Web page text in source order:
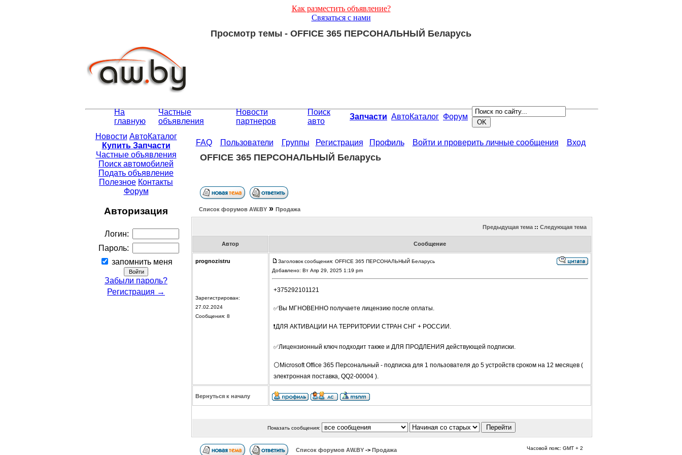
Как разместить объявление?
Связаться с нами
Просмотр темы - OFFICE 365 ПЕРСОНАЛЬНЫЙ Беларусь
На
главную
Частные
объявления
Новости
партнеров
Поиск
авто
Запчасти АвтоКаталог Форум
Новости АвтоКаталог
Купить Запчасти
Частные объявления
Поиск автомобилей
Подать объявление
Полезное Контакты
Форум
Авторизация
Логин:
Пароль:
запомнить меня
Забыли пароль?
Регистрация →
FAQ Пользователи Группы Регистрация Профиль Войти и проверить личные сообщения Вход
OFFICE 365 ПЕРСОНАЛЬНЫЙ Беларусь
Список форумов АW.BY» Продажа
Предыдущая тема:: Следующая тема
Автор Сообщение
prognozistru
Зарегистрирован:
27.02.2024
Сообщения: 8
Заголовок сообщения: OFFICE 365 ПЕРСОНАЛЬНЫЙ Беларусь
Добавлено: Вт Апр 29, 2025 1:19 pm
+375292101121
✅Вы МГНОВЕННО получаете лицензию после оплаты.
❗ДЛЯ АКТИВАЦИИ НА ТЕРРИТОРИИ СТРАН СНГ + РОССИИ.
✅Лицензионный ключ подходит также и ДЛЯ ПРОДЛЕНИЯ действующей подписки.
⚪Microsoft Office 365 Персональный - подписка для 1 пользователя до 5 устройств сроком на 12 месяцев (
электронная поставка, QQ2-00004 ).
Вернуться к началу
Показать сообщения:
Список форумов АW.BY -> Продажа Часовой пояс: GMT + 2